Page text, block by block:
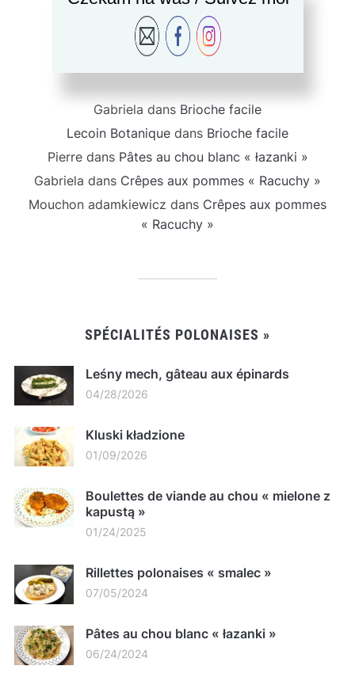
Gabriela dans Brioche facile
Lecoin Botanique dans Brioche facile
Pierredans Pâtes au chou blanc « łazanki »
Gabriela dans Crêpes aux pommes « Racuchy »
Mouchon adamkiewicz dans Crêpes aux pommes
« Racuchy »
SPÉCIALITÉS POLONAISES »
Leśny mech, gâteau aux épinards
04/28/2026
Kluski kładzione
01/09/2026
Boulettes de viande au chou « mielone z
kapustą »
01/24/2025
Rillettes polonaises « smalec »
07/05/2024
Pâtes au chou blanc « łazanki »
06/24/2024